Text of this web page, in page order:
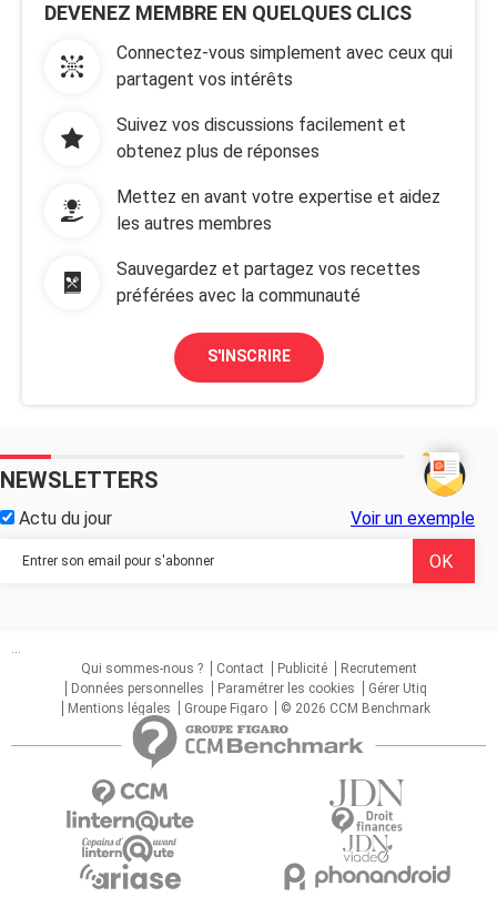
DEVENEZ MEMBRE EN QUELQUES CLICS
Connectez-vous simplement avec ceux qui
partagent vos intérêts
Suivez vos discussions facilement et
obtenez plus de réponses
Mettez en avant votre expertise et aidez
les autres membres
Sauvegardez et partagez vos recettes
préférées avec la communauté
S'INSCRIRE
NEWSLETTERS
Actu du jour Voir un exemple
...
Qui sommes-nous ?
Contact Publicité
Recrutement
Données personnelles
Paramétrer les cookies
Gérer Utiq
Mentions légales
Groupe Figaro © 2026 CCM Benchmark